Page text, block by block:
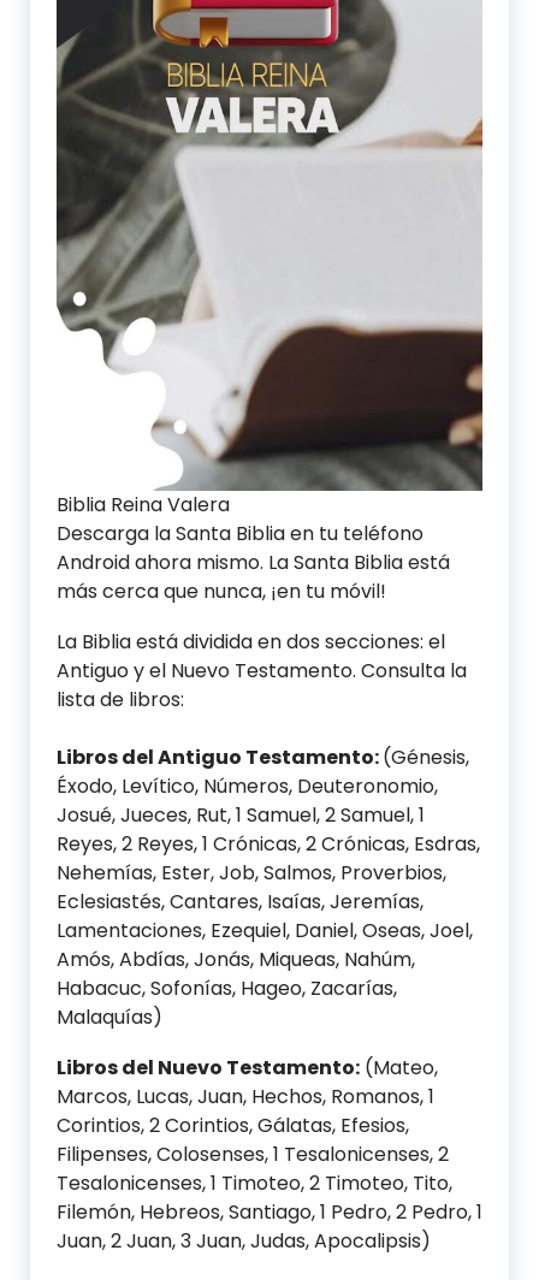
Biblia Reina Valera
Descarga la Santa Biblia en tu teléfono
Android ahora mismo. La Santa Biblia está
más cerca que nunca, ¡en tu móvil!
La Biblia está dividida en dos secciones: el
Antiguo y el Nuevo Testamento. Consulta la
lista de libros:
Libros del Antiguo Testamento:(Génesis,
Éxodo, Levítico, Números, Deuteronomio,
Josué, Jueces, Rut, 1 Samuel, 2 Samuel, 1
Reyes, 2 Reyes, 1 Crónicas, 2 Crónicas, Esdras,
Nehemías, Ester, Job, Salmos, Proverbios,
Eclesiastés, Cantares, Isaías, Jeremías,
Lamentaciones, Ezequiel, Daniel, Oseas, Joel,
Amós, Abdías, Jonás, Miqueas, Nahúm,
Habacuc, Sofonías, Hageo, Zacarías,
Malaquías)
Libros del Nuevo Testamento: (Mateo,
Marcos, Lucas, Juan, Hechos, Romanos, 1
Corintios, 2 Corintios, Gálatas, Efesios,
Filipenses, Colosenses, 1 Tesalonicenses, 2
Tesalonicenses, 1 Timoteo, 2 Timoteo, Tito,
Filemón, Hebreos, Santiago, 1 Pedro, 2 Pedro, 1
Juan, 2 Juan, 3 Juan, Judas, Apocalipsis)